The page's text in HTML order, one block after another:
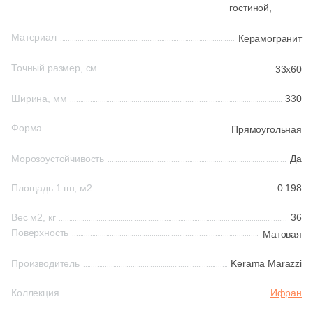
Китай
Италия
Квадратная
Прямоугольная
25x33 (
29.3x33 (2 )
29.7x33 (3)
29.5x120 (43)
30x32.5 (
30x32 (4)
30x160 (4)
30x80 (8
гостиной,
Материал Керамогранит
Точный размер, см 33x60
Ширина, мм 330
Форма Прямоугольная
Морозоустойчивость Да
Площадь 1 шт, м2 0.198
Вес м2, кг
36
Поверхность
Матовая
Производитель Kerama Marazzi
Коллекция Ифран